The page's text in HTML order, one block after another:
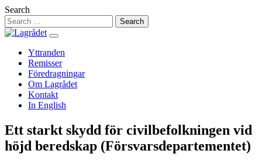
Hoppa
till
innehåll
Search
Yttranden
Remisser
Föredragningar
Om Lagrådet
Kontakt
In English
Ett starkt skydd för civilbefolkningen vid
höjd beredskap (Försvarsdepartementet)